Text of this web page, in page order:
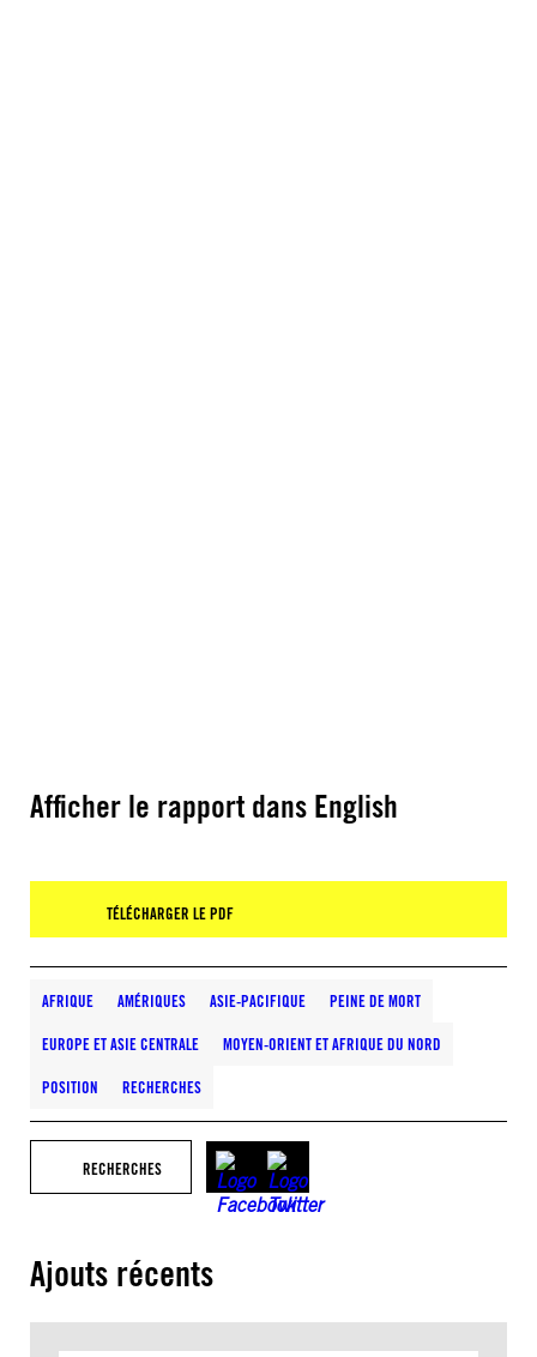
Afficher le rapport dans English
TÉLÉCHARGER LE PDF
AFRIQUE AMÉRIQUES ASIE-PACIFIQUE PEINE DE MORT
EUROPE ET ASIE CENTRALE MOYEN-ORIENT ET AFRIQUE DU NORD
POSITION RECHERCHES
RECHERCHES
Ajouts récents